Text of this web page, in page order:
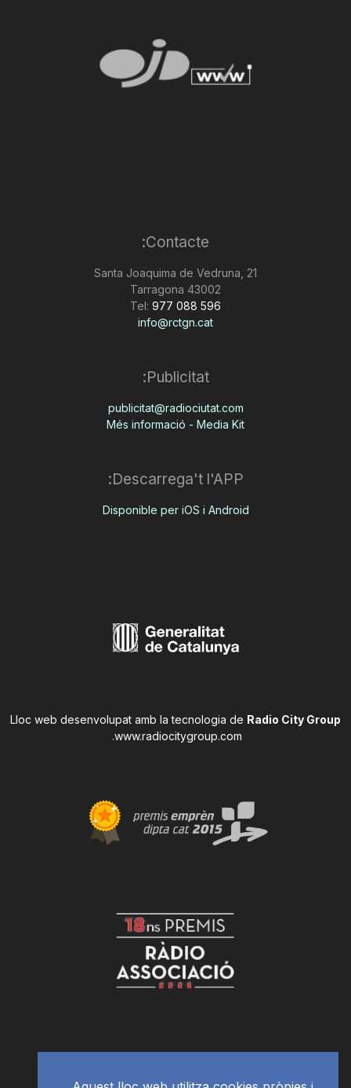
Contacte:
Santa Joaquima de Vedruna, 21
43002 Tarragona
Tel: 977 088 596
info@rctgn.cat
Publicitat:
publicitat@radiociutat.com
Més informació - Media Kit
Descarrega't l'APP:
Disponible per iOS i Android
Lloc web desenvolupat amb la tecnologia de Radio City Group
www.radiocitygroup.com
.